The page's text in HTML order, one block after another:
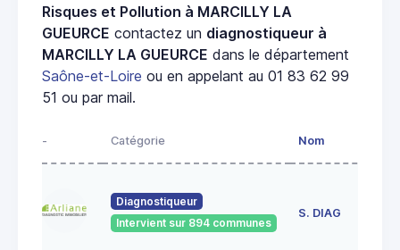
Risques et Pollution à MARCILLY LA
GUEURCE contactez un diagnostiqueur à
MARCILLY LA GUEURCE dans le département
Saône-et-Loire ou en appelant au 01 83 62 99
51 ou par mail.
- Catégorie Nom
Diagnostiqueur
Intervient sur 894 communes
S. DIAG